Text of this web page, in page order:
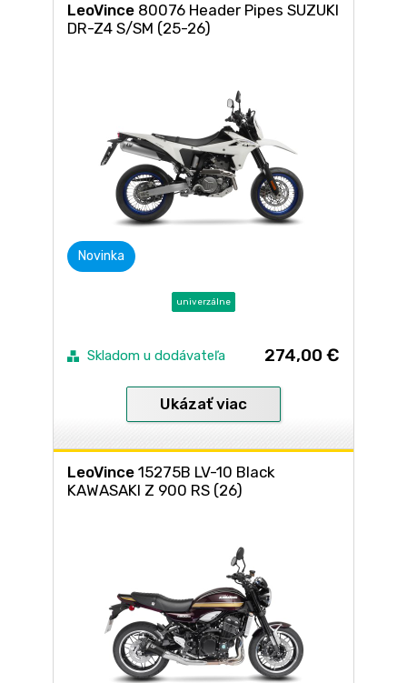
LeoVince 80076 Header Pipes SUZUKI
DR-Z4 S/SM (25-26)
Novinka
univerzálne
Skladom u dodávateľa 274,00 €
Ukázať viac
LeoVince 15275B LV-10 Black
KAWASAKI Z 900 RS (26)